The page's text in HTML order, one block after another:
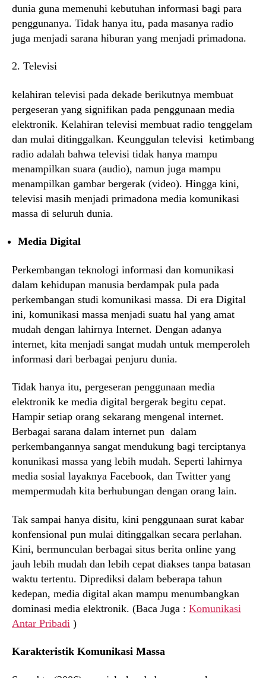
dunia guna memenuhi kebutuhan informasi bagi para
penggunanya. Tidak hanya itu, pada masanya radio
juga menjadi sarana hiburan yang menjadi primadona.
2. Televisi
kelahiran televisi pada dekade berikutnya membuat
pergeseran yang signifikan pada penggunaan media
elektronik. Kelahiran televisi membuat radio tenggelam
dan mulai ditinggalkan. Keunggulan televisi ketimbang
radio adalah bahwa televisi tidak hanya mampu
menampilkan suara (audio), namun juga mampu
menampilkan gambar bergerak (video). Hingga kini,
televisi masih menjadi primadona media komunikasi
massa di seluruh dunia.
Media Digital
Perkembangan teknologi informasi dan komunikasi
dalam kehidupan manusia berdampak pula pada
perkembangan studi komunikasi massa. Di era Digital
ini, komunikasi massa menjadi suatu hal yang amat
mudah dengan lahirnya Internet. Dengan adanya
internet, kita menjadi sangat mudah untuk memperoleh
informasi dari berbagai penjuru dunia.
Tidak hanya itu, pergeseran penggunaan media
elektronik ke media digital bergerak begitu cepat.
Hampir setiap orang sekarang mengenal internet.
Berbagai sarana dalam internet pun dalam
perkembangannya sangat mendukung bagi terciptanya
konunikasi massa yang lebih mudah. Seperti lahirnya
media sosial layaknya Facebook, dan Twitter yang
mempermudah kita berhubungan dengan orang lain.
Tak sampai hanya disitu, kini penggunaan surat kabar
konfensional pun mulai ditinggalkan secara perlahan.
Kini, bermunculan berbagai situs berita online yang
jauh lebih mudah dan lebih cepat diakses tanpa batasan
waktu tertentu. Diprediksi dalam beberapa tahun
kedepan, media digital akan mampu menumbangkan
dominasi media elektronik. (Baca Juga : Komunikasi
Antar Pribadi )
Karakteristik Komunikasi Massa